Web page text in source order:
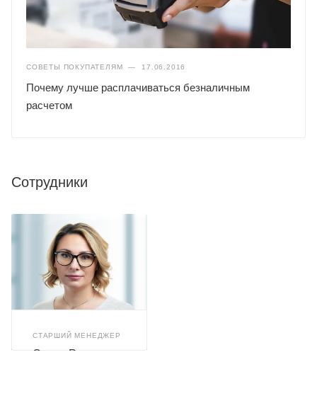
СОВЕТЫ ПОКУПАТЕЛЯМ — 17.06.2016
Почему лучше расплачиваться безналичным
расчетом
Сотрудники
СТАРШИЙ МЕНЕДЖЕР
Олеся Романюк